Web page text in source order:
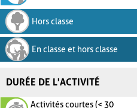
Hors classe
En classe et hors classe
DURÉE DE L'ACTIVITÉ
Activités courtes (< 30